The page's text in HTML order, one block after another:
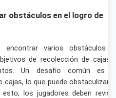
obstáculos en el logro de
encontrar varios obstáculos
de recolección de cajas
Un desafío común es
cajas, lo que puede obstaculizar
esto, los jugadores deben